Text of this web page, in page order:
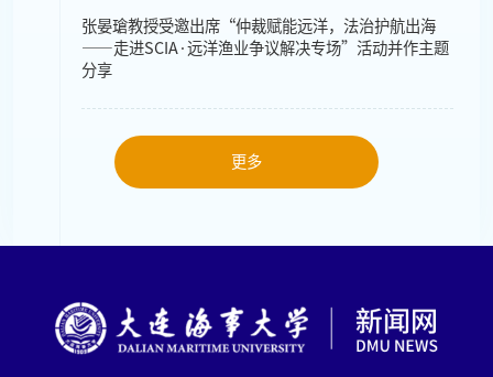
张晏瑲教授受邀出席“仲裁赋能远洋，法治护航出海
——走进SCIA·远洋渔业争议解决专场”活动并作主题
分享
更多